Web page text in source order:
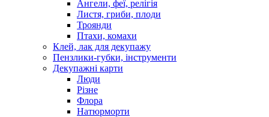
Ангели, феї, релігія
Листя, гриби, плоди
Троянди
Птахи, комахи
Клей, лак для декупажу
Пензлики-губки, інструменти
Декупажні карти
Люди
Різне
Флора
Натюрморти